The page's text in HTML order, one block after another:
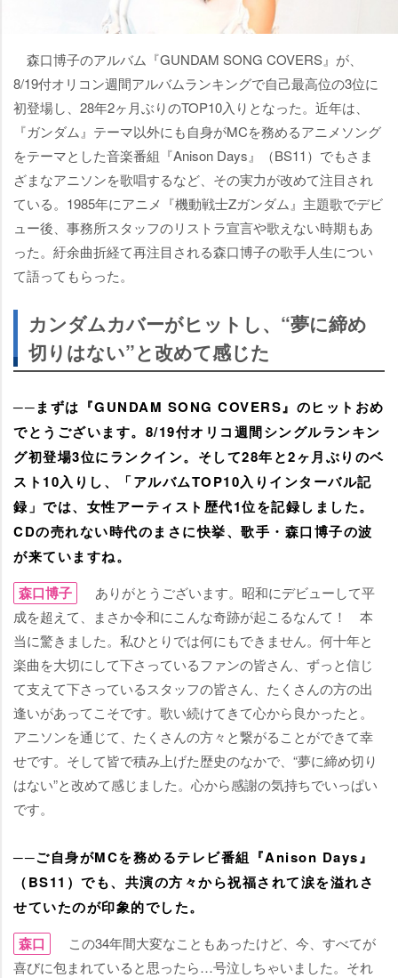
森口博子のアルバム『GUNDAM SONG COVERS』が、
8/19付オリコン週間アルバムランキングで自己最高位の3位に
初登場し、28年2ヶ月ぶりのTOP10入りとなった。近年は、
『ガンダム』テーマ以外にも自身がMCを務めるアニメソング
をテーマとした音楽番組『Anison Days』（BS11）でもさま
ざまなアニソンを歌唱するなど、その実力が改めて注目され
ている。1985年にアニメ『機動戦士Zガンダム』主題歌でデビ
ュー後、事務所スタッフのリストラ宣言や歌えない時期もあ
った。紆余曲折経て再注目される森口博子の歌手人生につい
て語ってもらった。
カンダムカバーがヒットし、“夢に締め
切りはない”と改めて感じた
──まずは『GUNDAM SONG COVERS』のヒットおめ
でとうございます。8/19付オリコ週間シングルランキン
グ初登場3位にランクイン。そして28年と2ヶ月ぶりのベ
スト10入りし、「アルバムTOP10入りインターバル記
録」では、女性アーティスト歴代1位を記録しました。
CDの売れない時代のまさに快挙、歌手・森口博子の波
が来ていますね。
森口博子
ありがとうございます。昭和にデビューして平
成を超えて、まさか令和にこんな奇跡が起こるなんて！ 本
当に驚きました。私ひとりでは何にもできません。何十年と
楽曲を大切にして下さっているファンの皆さん、ずっと信じ
て支えて下さっているスタッフの皆さん、たくさんの方の出
逢いがあってこそです。歌い続けてきて心から良かったと。
アニソンを通じて、たくさんの方々と繋がることができて幸
せです。そして皆で積み上げた歴史のなかで、“夢に締め切り
はない”と改めて感じました。心から感謝の気持ちでいっぱい
です。
──ご自身がMCを務めるテレビ番組『Anison Days』
（BS11）でも、共演の方々から祝福されて涙を溢れさ
せていたのが印象的でした。
森口
この34年間大変なこともあったけど、今、すべてが
喜びに包まれていると思ったら…号泣しちゃいました。それ